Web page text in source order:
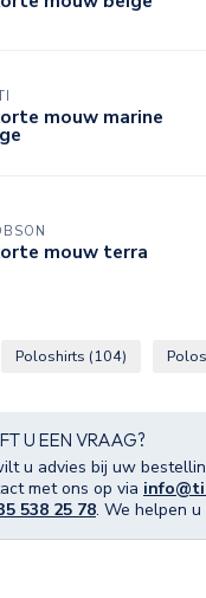
mouw marine
mouw terra
Poloshirts (104)
U EEN VRAAG?
u advies bij uw
met ons op via
538 25 78. We helpen u